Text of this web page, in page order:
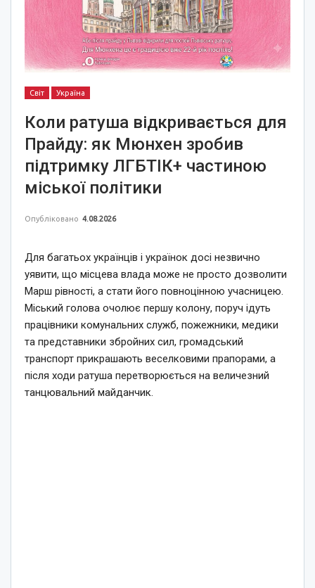
Світ Україна
Коли ратуша відкривається для
Прайду: як Мюнхен зробив
підтримку ЛГБТІК+ частиною
міської політики
Опубліковано 4.08.2026
Для багатьох українців і українок досі незвично
уявити, що місцева влада може не просто дозволити
Марш рівності, а стати його повноцінною учасницею.
Міський голова очолює першу колону, поруч ідуть
працівники комунальних служб, пожежники, медики
та представники збройних сил, громадський
транспорт прикрашають веселковими прапорами, а
після ходи ратуша перетворюється на величезний
танцювальний майданчик.